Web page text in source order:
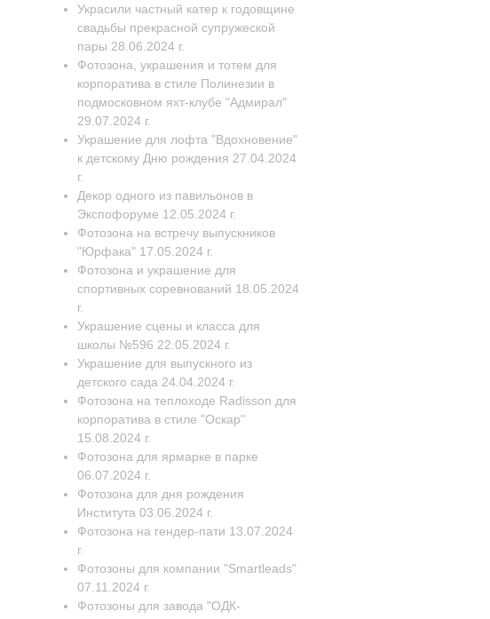
Украсили частный катер к годовщине
свадьбы прекрасной супружеской
пары 28.06.2024 г.
Фотозона, украшения и тотем для
корпоратива в стиле Полинезии в
подмосковном яхт-клубе "Адмирал"
29.07.2024 г.
Украшение для лофта "Вдохновение"
к детскому Дню рождения 27.04.2024
г.
Декор одного из павильонов в
Экспофоруме 12.05.2024 г.
Фотозона на встречу выпускников
"Юрфака" 17.05.2024 г.
Фотозона и украшение для
спортивных соревнований 18.05.2024
г.
Украшение сцены и класса для
школы №596 22.05.2024 г.
Украшение для выпускного из
детского сада 24.04.2024 г.
Фотозона на теплоходе Radisson для
корпоратива в стиле "Оскар"
15.08.2024 г.
Фотозона для ярмарке в парке
06.07.2024 г.
Фотозона для дня рождения
Института 03.06.2024 г.
Фотозона на гендер-пати 13.07.2024
г.
Фотозоны для компании "Smartleads"
07.11.2024 г.
Фотозоны для завода "ОДК-